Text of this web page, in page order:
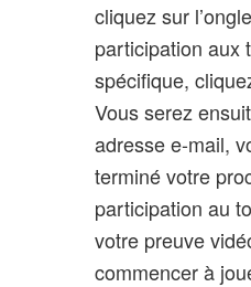
cliquez sur
participation aux
spécifique,
Vous serez
adresse e-mail,
terminé votre
participation au
votre preuve
commencer à